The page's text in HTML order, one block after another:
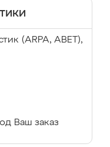
(ARPA, ABET),
Ваш заказ